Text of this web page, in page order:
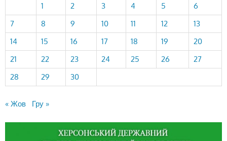
1
2 3 4 5
6
7
8 9 10 11 12
13
14
15 16 17 18 19
20
21
22 23 24 25 26
27
28
29 30
« Жов Гру »